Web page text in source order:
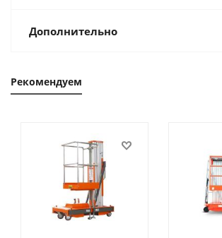
Дополнительно
Рекомендуем